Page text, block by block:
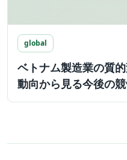
global
ベトナム製造業の質
動向から見る今後の